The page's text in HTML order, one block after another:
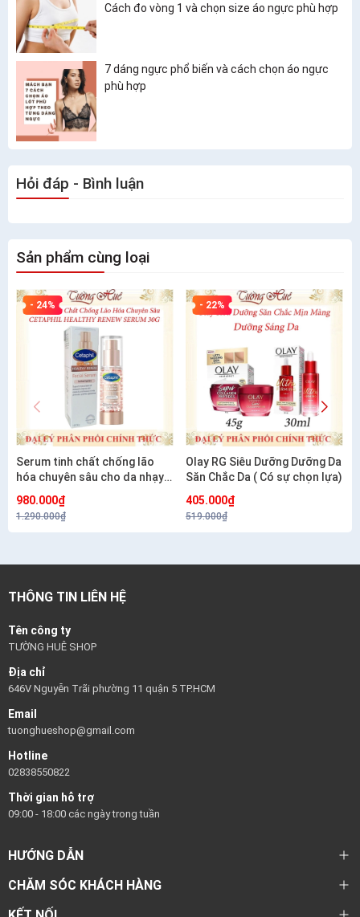
Cách đo vòng 1 và chọn size áo ngực phù hợp
7 dáng ngực phổ biến và cách chọn áo ngực
phù hợp
Hỏi đáp - Bình luận
Sản phẩm cùng loại
- 24%
Serum tinh chất chống lão
hóa chuyên sâu cho da nhạy
cảm CETAPHIL HEALTHY
RENEW SERUM 30G
980.000₫
1.290.000₫
- 22%
Olay RG Siêu Dưỡng Dưỡng Da
Săn Chắc Da ( Có sự chọn lựa)
405.000₫
519.000₫
THÔNG TIN LIÊN HỆ
Tên công ty
TƯỜNG HUÊ SHOP
Địa chỉ
646V Nguyễn Trãi phường 11 quận 5 TP.HCM
Email
tuonghueshop@gmail.com
Hotline
02838550822
Thời gian hỗ trợ
09:00 - 18:00 các ngày trong tuần
HƯỚNG DẪN
CHĂM SÓC KHÁCH HÀNG